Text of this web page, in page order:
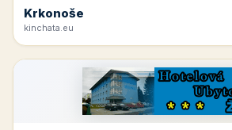
Krkonoše
kinchata.eu